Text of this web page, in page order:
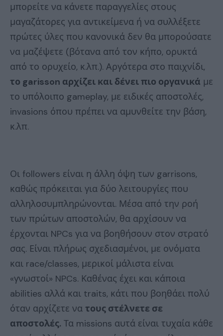
μπορείτε να κάνετε παραγγελίες στους
μαγαζάτορες για αντικείμενα ή να συλλέξετε
πρώτες ύλες που κανονικά δεν θα μπορούσατε
να μαζέψετε (βότανα από τον κήπο, ορυκτά
από το ορυχείο, κ.λπ.). Αργότερα στο παιχνίδι,
το garisson αρχίζει και δένει πιο οργανικά με
το υπόλοιπο gameplay, με ειδικές αποστολές,
invasions όπου πρέπει να αμυνθείτε την βάση,
κ.λπ.
Οι followers είναι η άλλη όψη των garrisons,
καθώς πρόκειται για δύο λειτουργίες που
αλληλοσυμπληρώνονται. Μέσα από την ροή
των πρώτων αποστολών, θα αρχίσουν να
έρχονται NPCs για να βοηθήσουν στον στρατό
σας. Είναι πλήρως σχεδιασμένοι, με ονόματα
και race/classes, μερικοί μάλιστα είναι
«γνωστοί» NPCs. Καθένας έχει και κάποια
abilities αλλά και traits, κάτι που βοηθάει πολύ
όταν αρχίζετε να τους στέλνετε σε
αποστολές. Τα missions αυτά είναι τυχαία κάθε